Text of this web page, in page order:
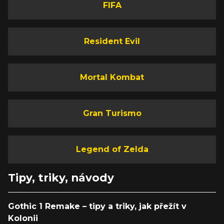
FIFA
Resident Evil
Mortal Kombat
Gran Turismo
Legend of Zelda
Tipy, triky, návody
Gothic 1 Remake – tipy a triky, jak přežít v
Kolonii